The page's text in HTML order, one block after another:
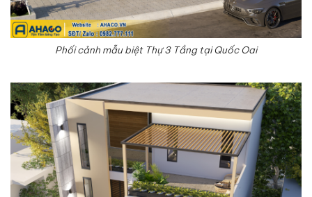
Phối cảnh mẫu biệt Thự 3 Tầng tại Quốc Oai